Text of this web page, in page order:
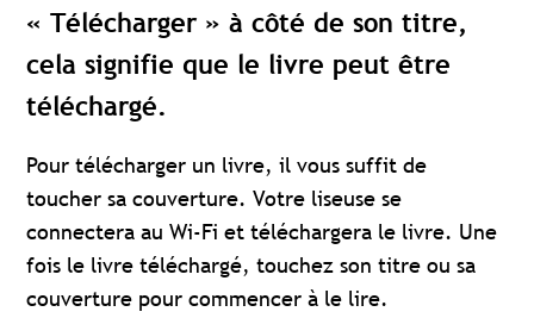
« Télécharger » à côté de son titre,
cela signifie que le livre peut être
téléchargé.
Pour télécharger un livre, il vous suffit de
toucher sa couverture. Votre liseuse se
connectera au Wi-Fi et téléchargera le livre. Une
fois le livre téléchargé, touchez son titre ou sa
couverture pour commencer à le lire.